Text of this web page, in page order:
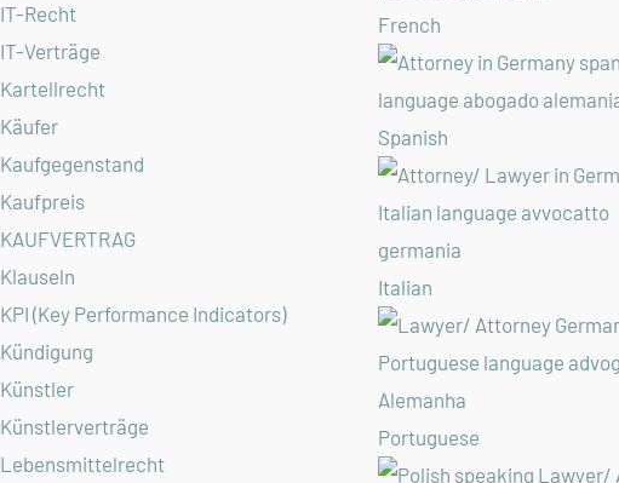
IT-Recht
IT-Verträge
Kartellrecht
Käufer
Kaufgegenstand
Kaufpreis
KAUFVERTRAG
Klauseln
KPI (Key Performance Indicators)
Kündigung
Künstler
Künstlerverträge
Lebensmittelrecht
French
Spanish
Italian
Portuguese